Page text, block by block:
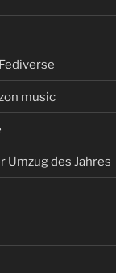
music
Umzug des Jahres